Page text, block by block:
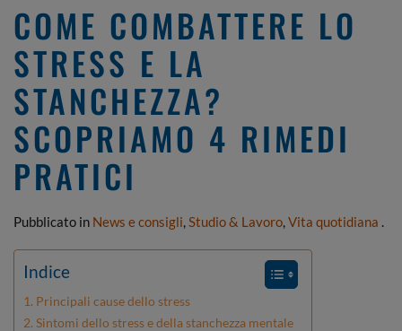
COME COMBATTERE LO
STRESS E LA
STANCHEZZA?
SCOPRIAMO 4 RIMEDI
PRATICI
Pubblicato in News e consigli,Studio & Lavoro,Vita quotidiana .
Indice
Principali cause dello stress
Sintomi dello stress e della stanchezza mentale